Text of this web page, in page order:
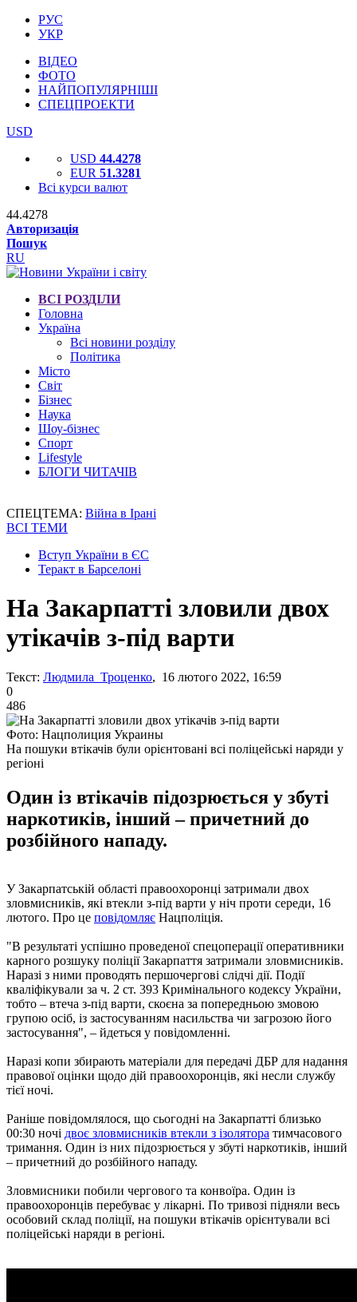
РУС
УКР
ВІДЕО
ФОТО
НАЙПОПУЛЯРНІШІ
СПЕЦПРОЕКТИ
USD
USD 44.4278
EUR 51.3281
Всі курси валют
44.4278
Авторизація
Пошук
RU
ВСІ РОЗДІЛИ
Головна
Україна
Всі новини розділу
Політика
Місто
Світ
Бізнес
Наука
Шоу-бізнес
Спорт
Lifestyle
БЛОГИ ЧИТАЧІВ
СПЕЦТЕМА: Війна в Ірані
ВСІ ТЕМИ
Вступ України в ЄС
Теракт в Барселоні
На Закарпатті зловили двох
утікачів з-під варти
Текст: Людмила Троценко, 16 лютого 2022, 16:59
0
486
Фото: Нацполиция Украины
На пошуки втікачів були орієнтовані всі поліцейські наряди у
регіоні
Один із втікачів підозрюється у збуті
наркотиків, інший – причетний до
розбійного нападу.
У Закарпатській області правоохоронці затримали двох
зловмисників, які втекли з-під варти у ніч проти середи, 16
лютого. Про це повідомляє Нацполіція.
"В результаті успішно проведеної спецоперації оперативники
карного розшуку поліції Закарпаття затримали зловмисників.
Наразі з ними проводять першочергові слідчі дії. Події
кваліфікували за ч. 2 ст. 393 Кримінального кодексу України,
тобто – втеча з-під варти, скоєна за попередньою змовою
групою осіб, із застосуванням насильства чи загрозою його
застосування", – йдеться у повідомленні.
Наразі копи збирають матеріали для передачі ДБР для надання
правової оцінки щодо дій правоохоронців, які несли службу
тієї ночі.
Раніше повідомлялося, що сьогодні на Закарпатті близько
00:30 ночі двоє зловмисників втекли з ізолятора тимчасового
тримання. Один із них підозрюється у збуті наркотиків, інший
– причетний до розбійного нападу.
Зловмисники побили чергового та конвоїра. Один із
правоохоронців перебуває у лікарні. По тривозі підняли весь
особовий склад поліції, на пошуки втікачів орієнтували всі
поліцейські наряди в регіоні.